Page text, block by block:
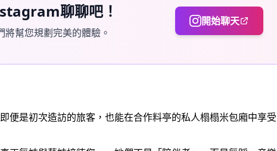
聊聊吧！
幫您規劃完美的體驗。
開始聊天
是初次造訪的旅客，也能在合作料亭的私人榻榻米包廂中享受